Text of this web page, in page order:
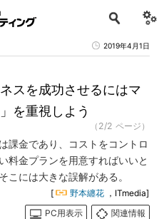
2019年4月1日
スを成功させるにはマ
を重視しよう
（2/2 ページ）
課金であり、コストをコントロ
料金プランを用意すればいいと
こには大きな誤解がある。
[ 野本纏花 ，ITmedia]
PC用表示
関連情報